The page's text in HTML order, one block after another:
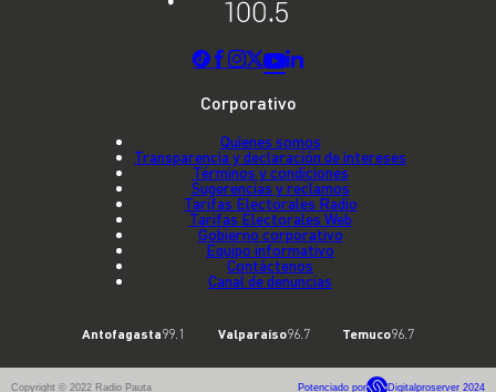
Corporativo
Quienes somos
Transparencia y declaración de intereses
Términos y condiciones
Sugerencias y reclamos
Tarifas Electorales Radio
Tarifas Electorales Web
Gobierno corporativo
Equipo informativo
Contáctenos
Canal de denuncias
Antofagasta99.1 Valparaíso96.7 Temuco96.7
Copyright © 2022 Radio Pauta Potenciado por Digitalproserver 2024